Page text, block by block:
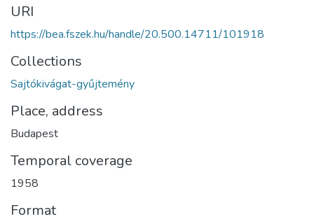
URI
https://bea.fszek.hu/handle/20.500.14711/101918
Collections
Sajtókivágat-gyűjtemény
Place, address
Budapest
Temporal coverage
1958
Format